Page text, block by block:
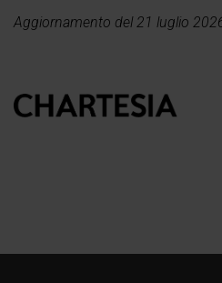
Aggiornamento del 21 luglio